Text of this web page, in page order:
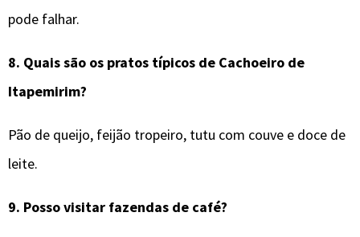
pode falhar.
8. Quais são os pratos típicos de Cachoeiro de
Itapemirim?
Pão de queijo, feijão tropeiro, tutu com couve e doce de
leite.
9. Posso visitar fazendas de café?